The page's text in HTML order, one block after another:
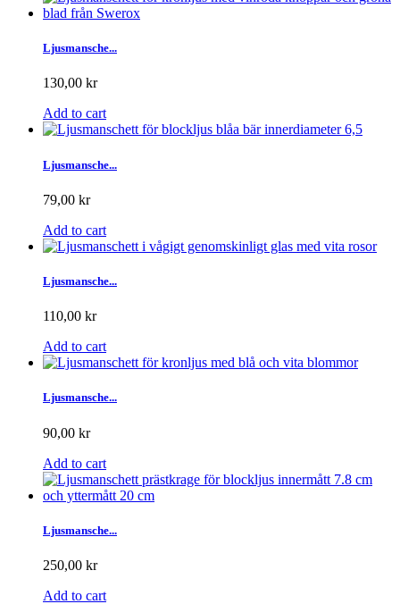
Ljusmansche...
130,00 kr
Add to cart
Ljusmansche...
79,00 kr
Add to cart
Ljusmansche...
110,00 kr
Add to cart
Ljusmansche...
90,00 kr
Add to cart
Ljusmansche...
250,00 kr
Add to cart